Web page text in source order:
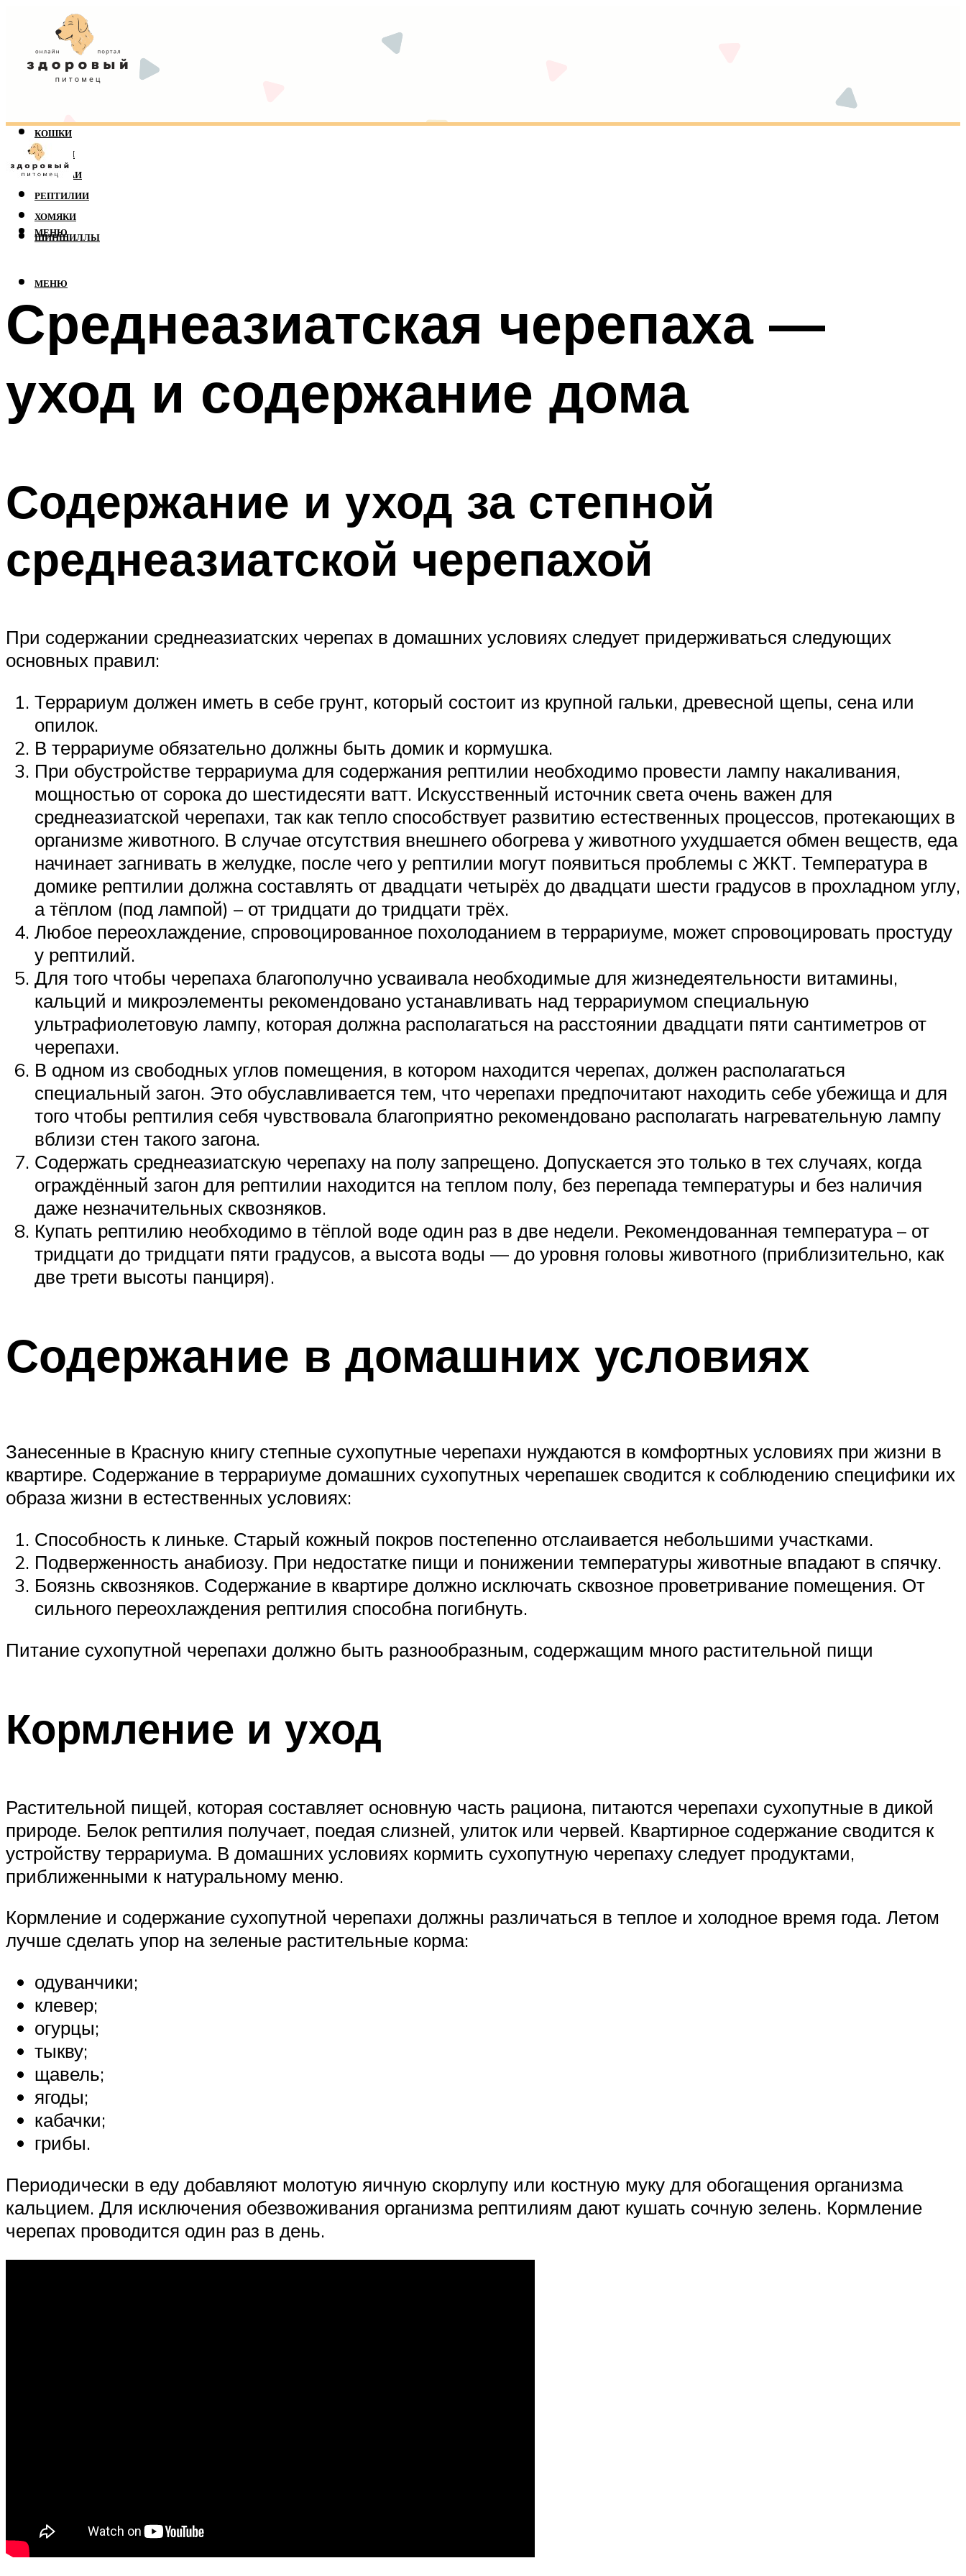
КОШКИ
СОБАКИ
ПОПУГАИ
РЕПТИЛИИ
ХОМЯКИ
ШИНШИЛЛЫ
МЕНЮ
МЕНЮ
Среднеазиатская черепаха —
уход и содержание дома
Содержание и уход за степной
среднеазиатской черепахой
При содержании среднеазиатских черепах в домашних условиях следует придерживаться следующих
основных правил:
Террариум должен иметь в себе грунт, который состоит из крупной гальки, древесной щепы, сена или
опилок.
В террариуме обязательно должны быть домик и кормушка.
При обустройстве террариума для содержания рептилии необходимо провести лампу накаливания,
мощностью от сорока до шестидесяти ватт. Искусственный источник света очень важен для
среднеазиатской черепахи, так как тепло способствует развитию естественных процессов, протекающих в
организме животного. В случае отсутствия внешнего обогрева у животного ухудшается обмен веществ, еда
начинает загнивать в желудке, после чего у рептилии могут появиться проблемы с ЖКТ. Температура в
домике рептилии должна составлять от двадцати четырёх до двадцати шести градусов в прохладном углу,
а тёплом (под лампой) – от тридцати до тридцати трёх.
Любое переохлаждение, спровоцированное похолоданием в террариуме, может спровоцировать простуду
у рептилий.
Для того чтобы черепаха благополучно усваивала необходимые для жизнедеятельности витамины,
кальций и микроэлементы рекомендовано устанавливать над террариумом специальную
ультрафиолетовую лампу, которая должна располагаться на расстоянии двадцати пяти сантиметров от
черепахи.
В одном из свободных углов помещения, в котором находится черепах, должен располагаться
специальный загон. Это обуславливается тем, что черепахи предпочитают находить себе убежища и для
того чтобы рептилия себя чувствовала благоприятно рекомендовано располагать нагревательную лампу
вблизи стен такого загона.
Содержать среднеазиатскую черепаху на полу запрещено. Допускается это только в тех случаях, когда
ограждённый загон для рептилии находится на теплом полу, без перепада температуры и без наличия
даже незначительных сквозняков.
Купать рептилию необходимо в тёплой воде один раз в две недели. Рекомендованная температура – от
тридцати до тридцати пяти градусов, а высота воды — до уровня головы животного (приблизительно, как
две трети высоты панциря).
Содержание в домашних условиях
Занесенные в Красную книгу степные сухопутные черепахи нуждаются в комфортных условиях при жизни в
квартире. Содержание в террариуме домашних сухопутных черепашек сводится к соблюдению специфики их
образа жизни в естественных условиях:
Способность к линьке. Старый кожный покров постепенно отслаивается небольшими участками.
Подверженность анабиозу. При недостатке пищи и понижении температуры животные впадают в спячку.
Боязнь сквозняков. Содержание в квартире должно исключать сквозное проветривание помещения. От
сильного переохлаждения рептилия способна погибнуть.
Питание сухопутной черепахи должно быть разнообразным, содержащим много растительной пищи
Кормление и уход
Растительной пищей, которая составляет основную часть рациона, питаются черепахи сухопутные в дикой
природе. Белок рептилия получает, поедая слизней, улиток или червей. Квартирное содержание сводится к
устройству террариума. В домашних условиях кормить сухопутную черепаху следует продуктами,
приближенными к натуральному меню.
Кормление и содержание сухопутной черепахи должны различаться в теплое и холодное время года. Летом
лучше сделать упор на зеленые растительные корма:
одуванчики;
клевер;
огурцы;
тыкву;
щавель;
ягоды;
кабачки;
грибы.
Периодически в еду добавляют молотую яичную скорлупу или костную муку для обогащения организма
кальцием. Для исключения обезвоживания организма рептилиям дают кушать сочную зелень. Кормление
черепах проводится один раз в день.